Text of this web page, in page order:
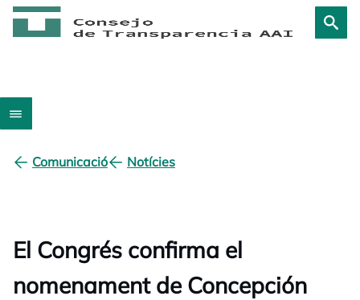
Comunicació Notícies
El Congrés confirma el
nomenament de Concepción